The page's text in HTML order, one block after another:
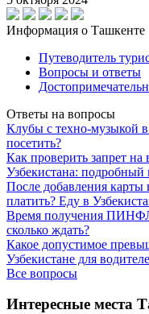
Информация о Ташкенте
Путеводитель
Вопросы и ответы
Ответы на вопросы
Клубы с техно-музыкой
посетить?
Как проверить запрет
Узбекистана: подробный
После добавления карты
платить? Еду в
Время получения
сколько ждать?
Какое допустимое
Узбекистане для
Все вопросы
Интересные места